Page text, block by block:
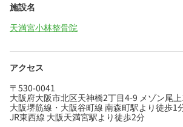
施設名
天満宮小林整骨院
アクセス
〒530-0041
大阪府大阪市北区天神橋2丁目4-9 メゾン尾
大阪堺筋線・大阪谷町線 南森町駅より徒歩1
JR東西線 大阪天満宮駅より徒歩2分